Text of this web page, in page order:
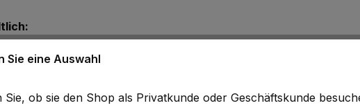
ca. 3x3 cm
Sie eine Auswahl
Sie, ob sie den Shop als Privatkunde oder Geschäftskunde